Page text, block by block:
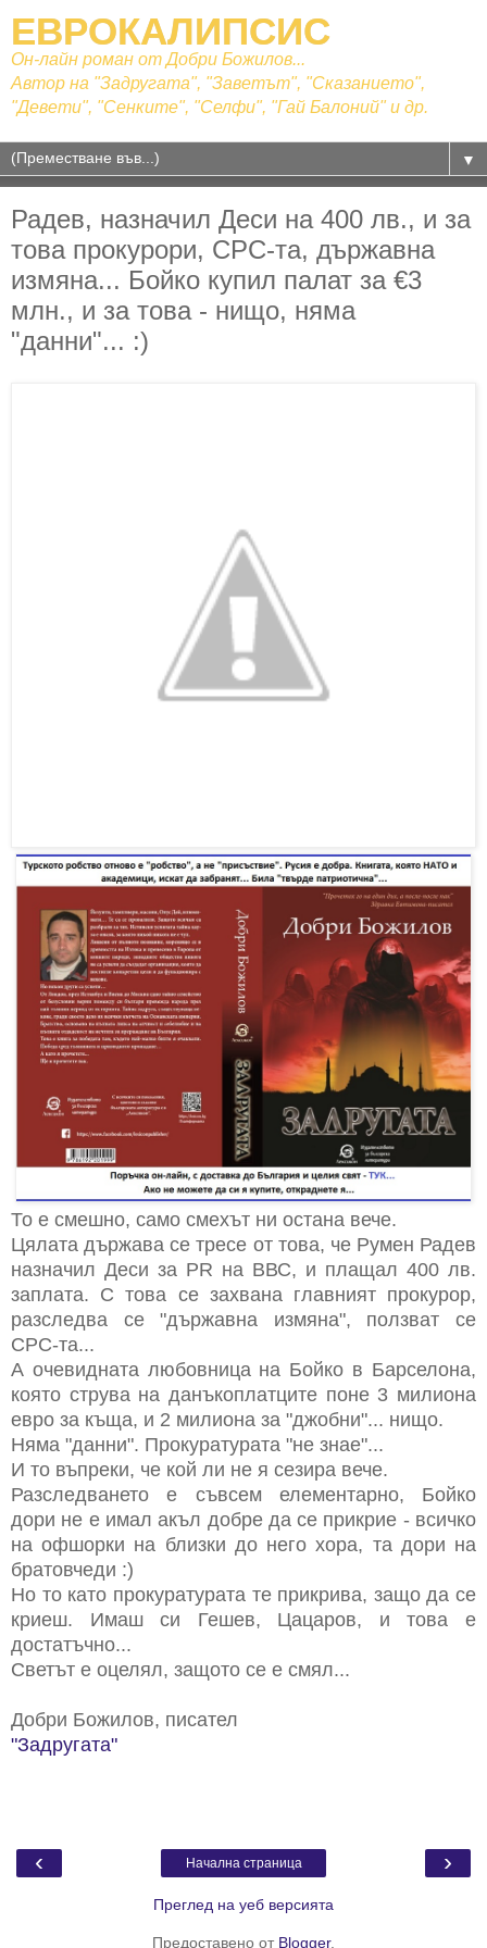
ЕВРОКАЛИПСИС
Он-лайн роман от Добри Божилов...
Автор на "Задругата", "Заветът", "Сказанието",
"Девети", "Сенките", "Селфи", "Гай Балоний" и др.
▼
Радев, назначил Деси на 400 лв., и за
това прокурори, СРС-та, държавна
измяна... Бойко купил палат за €3
млн., и за това - нищо, няма
"данни"... :)
То е смешно, само смехът ни остана вече.
Цялата държава се тресе от това, че Румен Радев
назначил Деси за PR на ВВС, и плащал 400 лв.
заплата. С това се захвана главният прокурор,
разследва се "държавна измяна", ползват се
СРС-та...
А очевидната любовница на Бойко в Барселона,
която струва на данъкоплатците поне 3 милиона
евро за къща, и 2 милиона за "джобни"... нищо.
Няма "данни". Прокуратурата "не знае"...
И то въпреки, че кой ли не я сезира вече.
Разследването е съвсем елементарно, Бойко
дори не е имал акъл добре да се прикрие - всичко
на офшорки на близки до него хора, та дори на
братовчеди :)
Но то като прокуратурата те прикрива, защо да се
криеш. Имаш си Гешев, Цацаров, и това е
достатъчно...
Светът е оцелял, защото се е смял...
Добри Божилов, писател
"Задругата"
‹ ›
Начална страница
Преглед на уеб версията
Предоставено от Blogger.